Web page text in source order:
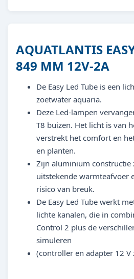
AQUATLANTIS
849 MM 12V-2A
De Easy Led Tube is een
zoetwater aquaria.
Deze Led-lampen
T8 buizen. Het licht is van
verstrekt het comfort en
en planten.
Zijn aluminium constructie
uitstekende warmteafvoer
risico van breuk.
De Easy Led Tube werkt
lichte kanalen, die in
Control 2 plus de
simuleren
(controller en adapter 12